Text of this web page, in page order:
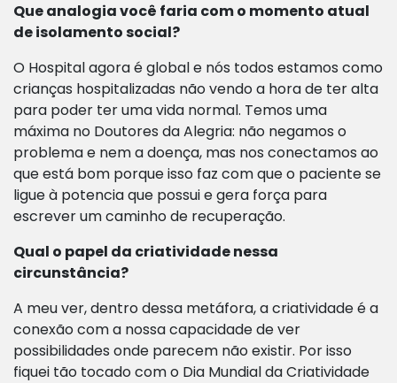
Que analogia você faria com o momento atual
de isolamento social?
O Hospital agora é global e nós todos estamos como
crianças hospitalizadas não vendo a hora de ter alta
para poder ter uma vida normal. Temos uma
máxima no Doutores da Alegria: não negamos o
problema e nem a doença, mas nos conectamos ao
que está bom porque isso faz com que o paciente se
ligue à potencia que possui e gera força para
escrever um caminho de recuperação.
Qual o papel da criatividade nessa
circunstância?
A meu ver, dentro dessa metáfora, a criatividade é a
conexão com a nossa capacidade de ver
possibilidades onde parecem não existir. Por isso
fiquei tão tocado com o Dia Mundial da Criatividade